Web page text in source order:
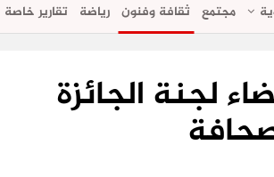
مجتمع ثقافة وفنون رياضة تقارير خاصة
لجنة الجائزة